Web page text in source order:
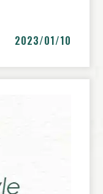
2023/01/10